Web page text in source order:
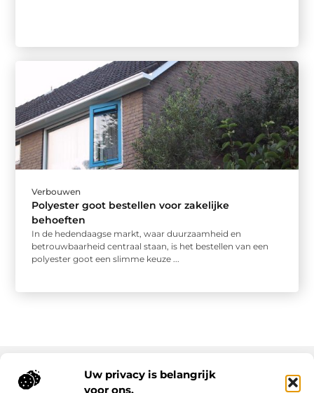
Uw privacy is belangrijk
voor ons.
Verbouwen
Polyester goot bestellen voor zakelijke
behoeften
In de hedendaagse markt, waar duurzaamheid en
betrouwbaarheid centraal staan, is het bestellen van een
polyester goot een slimme keuze ...